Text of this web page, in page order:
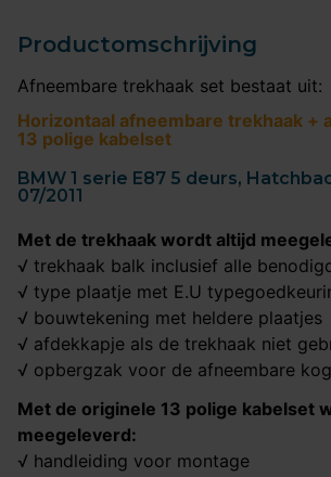
Productomschrijving
Afneembare trekhaak set bestaat uit:
Horizontaal afneembare trekhaak +
13 polige kabelset
BMW 1 serie E87 5 deurs,
07/2011
Met de trekhaak wordt altijd
√ trekhaak balk inclusief alle
√ type plaatje met E.U
√ bouwtekening met heldere plaatjes
√ afdekkapje als de trekhaak niet
√ opbergzak voor de afneembare
Met de originele 13 polige kabelset
meegeleverd:
√ handleiding voor montage